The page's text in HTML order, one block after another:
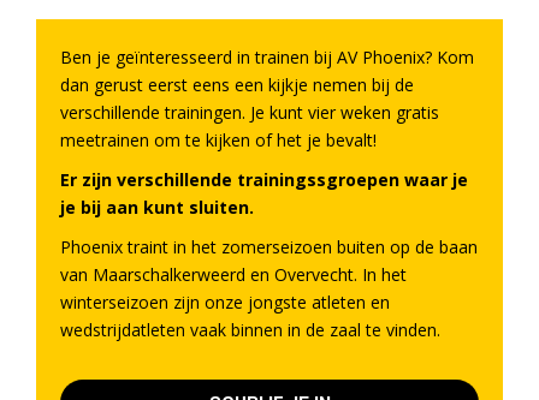
Ben je geïnteresseerd in trainen bij AV Phoenix? Kom
dan gerust eerst eens een kijkje nemen bij de
verschillende trainingen. Je kunt vier weken gratis
meetrainen om te kijken of het je bevalt!
Er zijn verschillende trainingssgroepen waar je
je bij aan kunt sluiten.
Phoenix traint in het zomerseizoen buiten op de baan
van Maarschalkerweerd en Overvecht. In het
winterseizoen zijn onze jongste atleten en
wedstrijdatleten vaak binnen in de zaal te vinden.